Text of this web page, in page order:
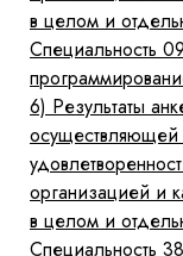
в целом и
Специальность
6) Результаты
осуществляющей
организацией и
в целом и
Специальность